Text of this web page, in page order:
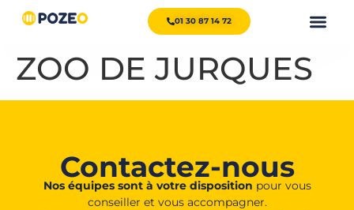
01 30 87 14 72
ZOO DE JURQUES
Contactez-nous
Nos équipes sont à votre disposition pour vous
conseiller et vous accompagner.